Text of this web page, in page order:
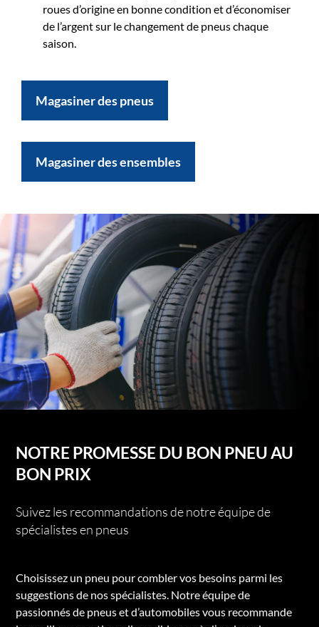
roues d’origine en bonne condition et d’économiser
de l’argent sur le changement de pneus chaque
saison.
Magasiner des pneus
Magasiner des ensembles
NOTRE PROMESSE DU BON PNEU AU
BON PRIX
Suivez les recommandations de notre équipe de
spécialistes en pneus
Choisissez un pneu pour combler vos besoins parmi les
suggestions de nos spécialistes. Notre équipe de
passionnés de pneus et d’automobiles vous recommande